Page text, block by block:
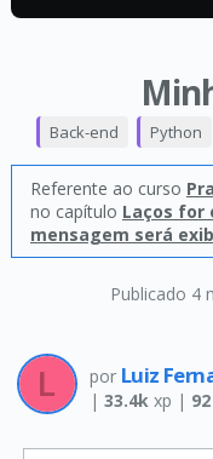
Publicado 4
Back-end Python
Referente ao curso
no capítulo Laços for
mensagem será
por Luiz
| 33.4kxp | 92